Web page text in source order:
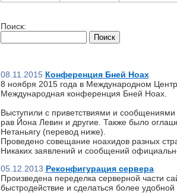
Поиск:
08.11.2015 Конференция Бней Ноах
8 ноября 2015 года в Международном
Международная конференция Бней Ноах.
Выступили с приветствиями и
рав Йона Левин и другие. Также было
Нетаньягу (перевод ниже).
Проведено совещание ноахидов разных
Никаких заявлений и сообщений
05.12.2013 Реконфигурация сервера
Произведена переделка серверной части
быстродействие и сделаться более удобной